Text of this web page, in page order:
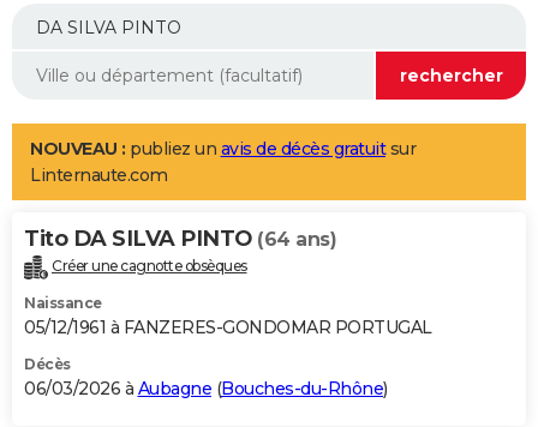
Mobiles
Meilleur smartphone
Internet
Ordinateurs
Jeux vidéo
Guide high-tech
Aménagement intérieur
LIFESTYLE
Art de vivre
Bien-être
Loisirs
Mode
Modes de vie
Alimentation
Guide de la santé
Maladies
Médicaments
Sommeil
VOYAGE
Destinations
City break
Voyage nature
Voyage de noces
Forum
Climat
+PHOTO
GUIDES D'ACHAT
BONS PLANS
NOUVEAU : publiez un avis de décès gratuitsur
Linternaute.com
Tito DA SILVA PINTO (64 ans)
Créer une cagnotte obsèques
Naissance
05/12/1961 à FANZERES-GONDOMAR PORTUGAL
Décès
06/03/2026 à Aubagne (Bouches-du-Rhône)